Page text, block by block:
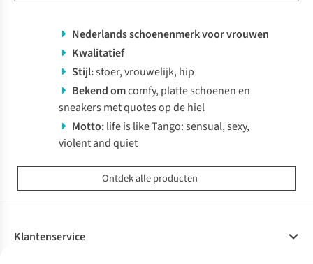
Nederlands schoenenmerk voor vrouwen
Kwalitatief
Stijl:stoer, vrouwelijk, hip
Bekend omcomfy, platte schoenen en
sneakers met quotes op de hiel
Motto:life is like Tango: sensual, sexy,
violent and quiet
Ontdek alle producten
Klantenservice